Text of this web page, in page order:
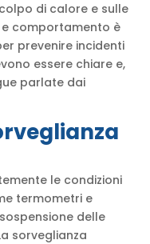
di calore e sulle
comportamento è
prevenire incidenti
essere chiare e,
parlate dai
le condizioni
termometri e
delle
sorveglianza